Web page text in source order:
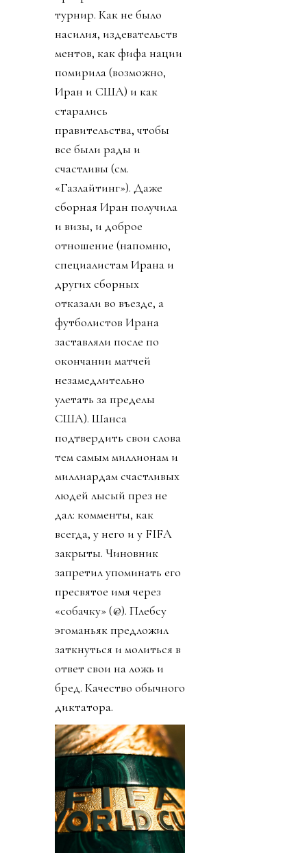
турнир. Как не было
насилия, издевательств
ментов, как фифа нации
помирила (возможно,
Иран и США) и как
старались
правительства, чтобы
все были рады и
счастливы (см.
«Газлайтинг»). Даже
сборная Иран получила
и визы, и доброе
отношение (напомню,
специалистам Ирана и
других сборных
отказали во въезде, а
футболистов Ирана
заставляли после по
окончании матчей
незамедлительно
улетать за пределы
США). Шанса
подтвердить свои слова
тем самым миллионам и
миллиардам счастливых
людей лысый през не
дал: комменты, как
всегда, у него и у FIFA
закрыты. Чиновник
запретил упоминать его
пресвятое имя через
«собачку» (@). Плебсу
эгоманьяк предложил
заткнуться и молиться в
ответ свои на ложь и
бред. Качество обычного
диктатора.